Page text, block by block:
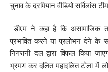
चुनाव के दरमियान वीडियो सर्विलांस
डीएम ने कहा है कि असामाजिक
प्रभावित करने या प्रलोभन देने के
निगरानी दल द्वारा विफल किया
भ्रमण कर दलित महादलित टोला में